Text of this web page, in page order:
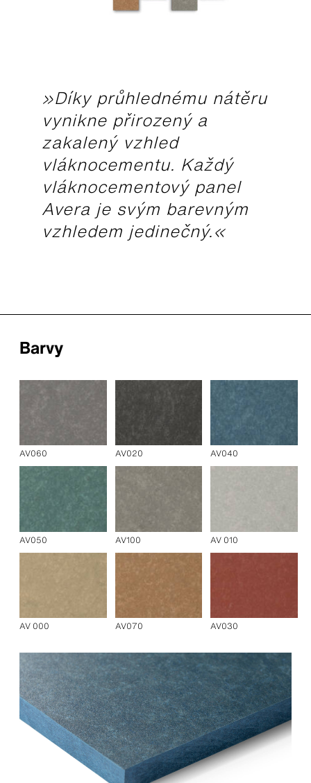
»Díky průhlednému nátěru
vynikne přirozený a
zakalený vzhled
vláknocementu. Každý
vláknocementový panel
Avera je svým barevným
vzhledem jedinečný.«
Barvy
AV060 AV020 AV040
AV050 AV100 AV 010
AV 000 AV070 AV030